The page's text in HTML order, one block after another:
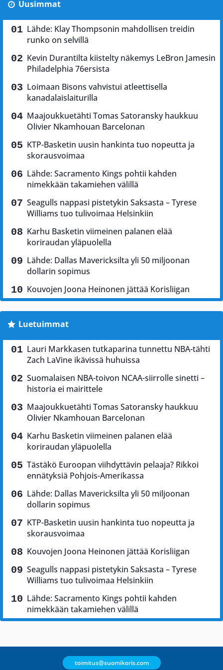
Uusimmat
Lähde: Klay Thompsonin mahdollisen treidin
runko on selvillä
Kevin Durantilta kiistelty näkemys LeBron Jamesin
Philadelphia 76ersista
Loimaan Bisons vahvistui atleettisella
kanadalaislaiturilla
Maajoukkuetähti Tomas Satoransky haukkuu
Olivier Nkamhouan Barcelonan
KTP-Basketin uusin hankinta tuo nopeutta ja
skorausvoimaa
Lähde: Sacramento Kings pohtii kahden
nimekkään takamiehen välillä
Seagulls nappasi pistetykin Saksasta – Tyrese
Williams tuo tulivoimaa Helsinkiin
Karhu Basketin viimeinen palanen elää
koriraudan yläpuolella
Lähde: Dallas Mavericksilta yli 50 miljoonan
dollarin sopimus
Kouvojen Joona Heinonen jättää Korisliigan
Luetuimmat
Lauri Markkasen tutkaparina tunnettu NBA-tähti
Zach LaVine ikävissä huhuissa
Suomalaisen NBA-toivon NCAA-siirrolle sinetti –
historia ei mairittele
Maajoukkuetähti Tomas Satoransky haukkuu
Olivier Nkamhouan Barcelonan
Karhu Basketin viimeinen palanen elää
koriraudan yläpuolella
Tästäkö Euroopan viihdyttävin pelaaja? Rikkoi
ennätyksiä Pohjois-Amerikassa
Lähde: Dallas Mavericksilta yli 50 miljoonan
dollarin sopimus
KTP-Basketin uusin hankinta tuo nopeutta ja
skorausvoimaa
Kouvojen Joona Heinonen jättää Korisliigan
Seagulls nappasi pistetykin Saksasta – Tyrese
Williams tuo tulivoimaa Helsinkiin
Lähde: Sacramento Kings pohtii kahden
nimekkään takamiehen välillä
toimitus@suomikoris.com